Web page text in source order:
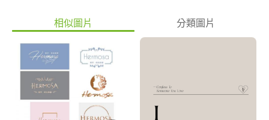
相似圖片 分類圖片